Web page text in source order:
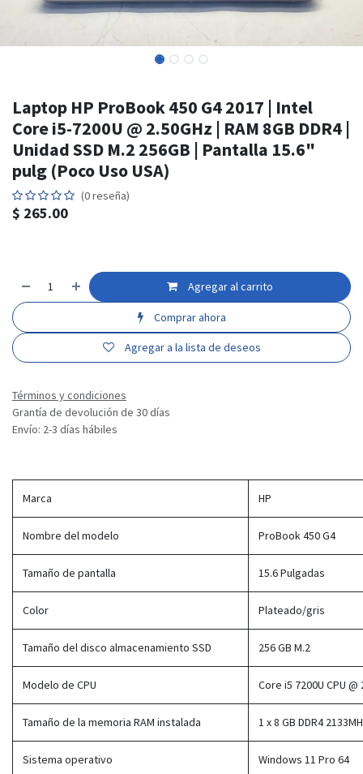
Laptop HP ProBook 450 G4 2017 | Intel
Core i5-7200U @ 2.50GHz | RAM 8GB DDR4 |
Unidad SSD M.2 256GB | Pantalla 15.6"
pulg (Poco Uso USA)
(0 reseña)
$ 265.00
Agregar al carrito
Comprar ahora
Agregar a la lista de deseos
Términos y condiciones
Grantía de devolución de 30 días
Envío: 2-3 días hábiles
Marca HP
Nombre del modelo ProBook 450 G4
Tamaño de pantalla 15.6 Pulgadas
Color Plateado/gris
Tamaño del disco almacenamiento SSD 256 GB M.2
Modelo de CPU Core i5 7200U CPU @
Tamaño de la memoria RAM instalada 1 x 8 GB DDR4
Sistema operativo Windows 11 Pro 64